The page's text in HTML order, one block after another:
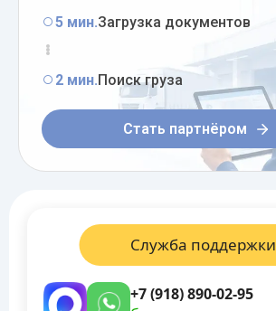
5 мин.Загрузка документов
2 мин.Поиск груза
Стать партнёром
Служба поддержки
+7 (918) 890-02-95